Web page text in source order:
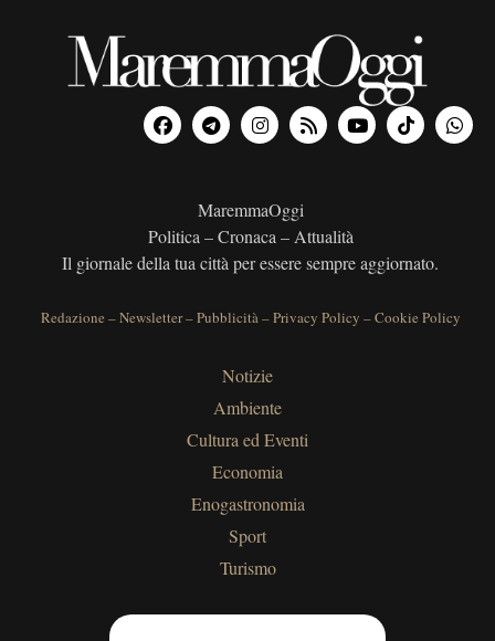
MaremmaOggi
Politica – Cronaca – Attualità
Il giornale della tua città per essere sempre aggiornato.
Redazione –Newsletter–Pubblicità–Privacy Policy –Cookie Policy
Notizie
Ambiente
Cultura ed Eventi
Economia
Enogastronomia
Sport
Turismo